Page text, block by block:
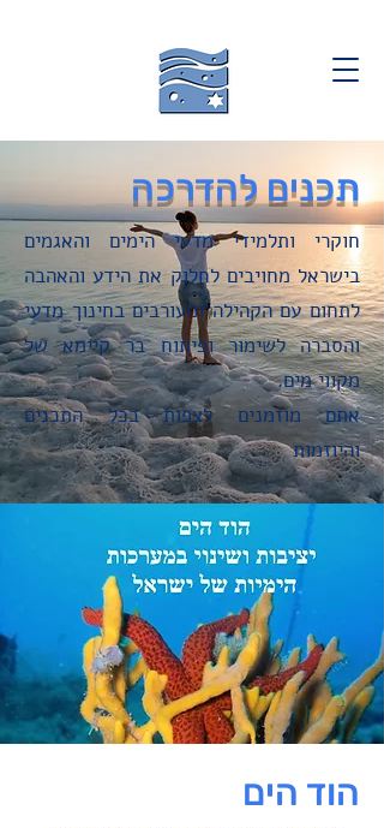
תכנים להדרכה
חוקרי ותלמידי מדעי הימים והאגמים
בישראל מחויבים לחלוק את הידע והאהבה
לתחום עם הקהילה ומעורבים בחינוך מדעי
והסברה לשימור ופיתוח בר קיימא של
מקווי מים.
אתם מוזמנים לצפות בכל התכנים
והיוזמות
הוד הים